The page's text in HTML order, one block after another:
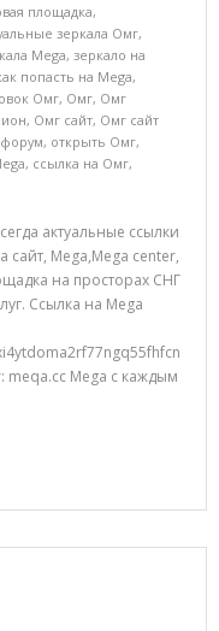
площадка,
зеркала Омг,
Mega, зеркало на
попасть на Mega,
Омг, Омг, Омг
, Омг сайт, Омг сайт
, открыть Омг,
, ссылка на Омг,
актуальные ссылки
Mega,Mega center,
на просторах СНГ
Ссылка на Mega
Mega с каждым